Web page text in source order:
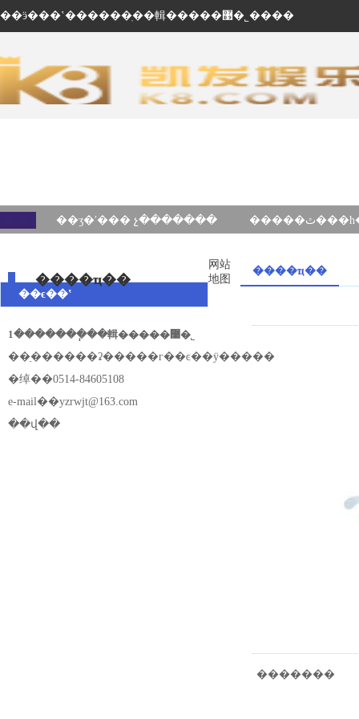
��ӭ���ʽ������ֽ��輯�����޹�˾����
��ʒ�ʹ��� չ�������
����ҵ��
��ϵ��ʽ
1�������ֽ��輯�����޹�˾
��ַ������ʡ�����г��ͼ��ÿ�����
�绰��0514-84605108
e-mail��yzrwjt@163.com
��վ��
����ҵ��
�������
网站
地图